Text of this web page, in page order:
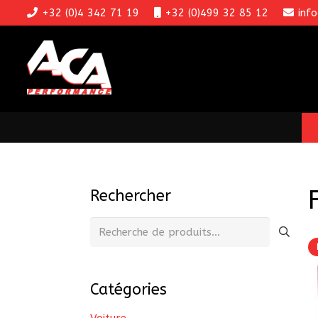
+32 (0)4 342 71 19 +32 (0)499 32 85 12
Rechercher
Recherche
Catégories